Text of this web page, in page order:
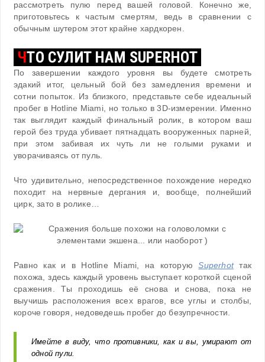
рассмотреть пулю перед вашей головой. Конечно же,
приготовьтесь к частым смертям, ведь в сравнении с
обычным шутером этот крайне хардкорен.
ЧТО СУЛИТ НАМ SUPERHOT
По завершении каждого уровня вы будете смотреть
эдакий итог, цельный бой без замедления времени и
сотни попыток. Из близкого, представьте себе идеальный
пробег в Hotline Miami, но только в 3D-измерении. Именно
так выглядит каждый финальный ролик, в котором ваш
герой без труда убивает пятнадцать вооруженных парней,
при этом забивая их чуть ли не голыми руками и
уворачиваясь от пуль.
Что удивительно, непосредственное похождение нередко
походит на нервные дергания и, вообще, полнейший
цирк, зато в ролике…
Равно как и в Hotline Miami, на которуюSuperhotтак
похожа, здесь каждый уровень выступает короткой сценой
сражения. Ты проходишь её снова и снова, пока не
выучишь расположения всех врагов, все углы и столбы,
короче говоря, недоведешь пробег до безупречности.
Имейте в виду, что противники, как и вы, умирают от
одной пули.